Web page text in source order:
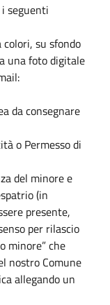
seguenti
su sfondo
una foto digitale
da consegnare
o Permesso di
del minore e
(in
presente,
per rilascio
minore” che
nostro Comune
allegando un